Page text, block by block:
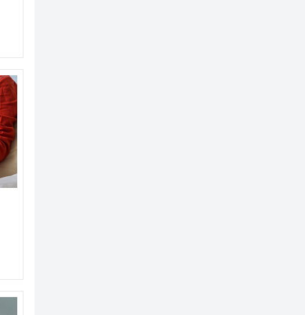
som sliter psykisk
rusmidlet for fosteret i graviditeten, skadeligere enn
i barseltiden